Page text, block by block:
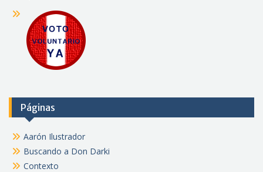
Páginas
Aarón Ilustrador
Buscando a Don Darki
Contexto